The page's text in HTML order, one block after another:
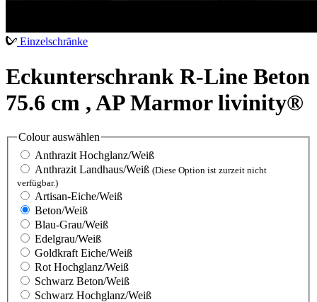
Einzelschränke
Eckunterschrank R-Line Beton
75.6 cm , AP Marmor livinity®
Colourauswählen
Anthrazit Hochglanz/Weiß
Anthrazit Landhaus/Weiß (Diese Option ist zurzeit nicht
verfügbar.)
Artisan-Eiche/Weiß
Beton/Weiß
Blau-Grau/Weiß
Edelgrau/Weiß
Goldkraft Eiche/Weiß
Rot Hochglanz/Weiß
Schwarz Beton/Weiß
Schwarz Hochglanz/Weiß